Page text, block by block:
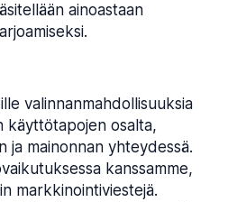
ainoastaan
valinnanmahdollisuuksia
käyttötapojen osalta,
ja mainonnan yhteydessä.
kanssamme,
markkinointiviestejä.